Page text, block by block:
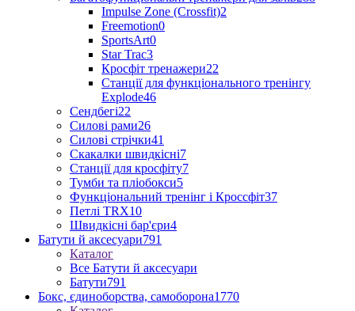
Impulse Zone (Crossfit)2
Freemotion0
SportsArt0
Star Trac3
Кросфіт тренажери22
Станції для функціонального тренінгу
Explode46
Сендбегі22
Силові рами26
Силові стрічки41
Скакалки швидкісні7
Станції для кросфіту7
Тумби та пліобокси5
Функціональний тренінг і Кроссфіт37
Петлі TRX10
Швидкісні бар'єри4
Батути й аксесуари791
Каталог
Все Батути й аксесуари
Батути791
Бокс, єдиноборства, самоборона1770